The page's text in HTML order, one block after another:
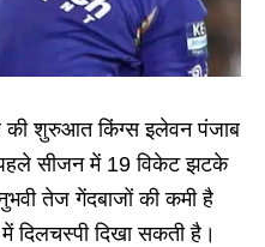
की शुरुआत किंग्स इलेवन पंजाब
सीजन में 19 विकेट झटके
तेज गेंदबाजों की कमी है
दिलचस्पी दिखा सकती है।